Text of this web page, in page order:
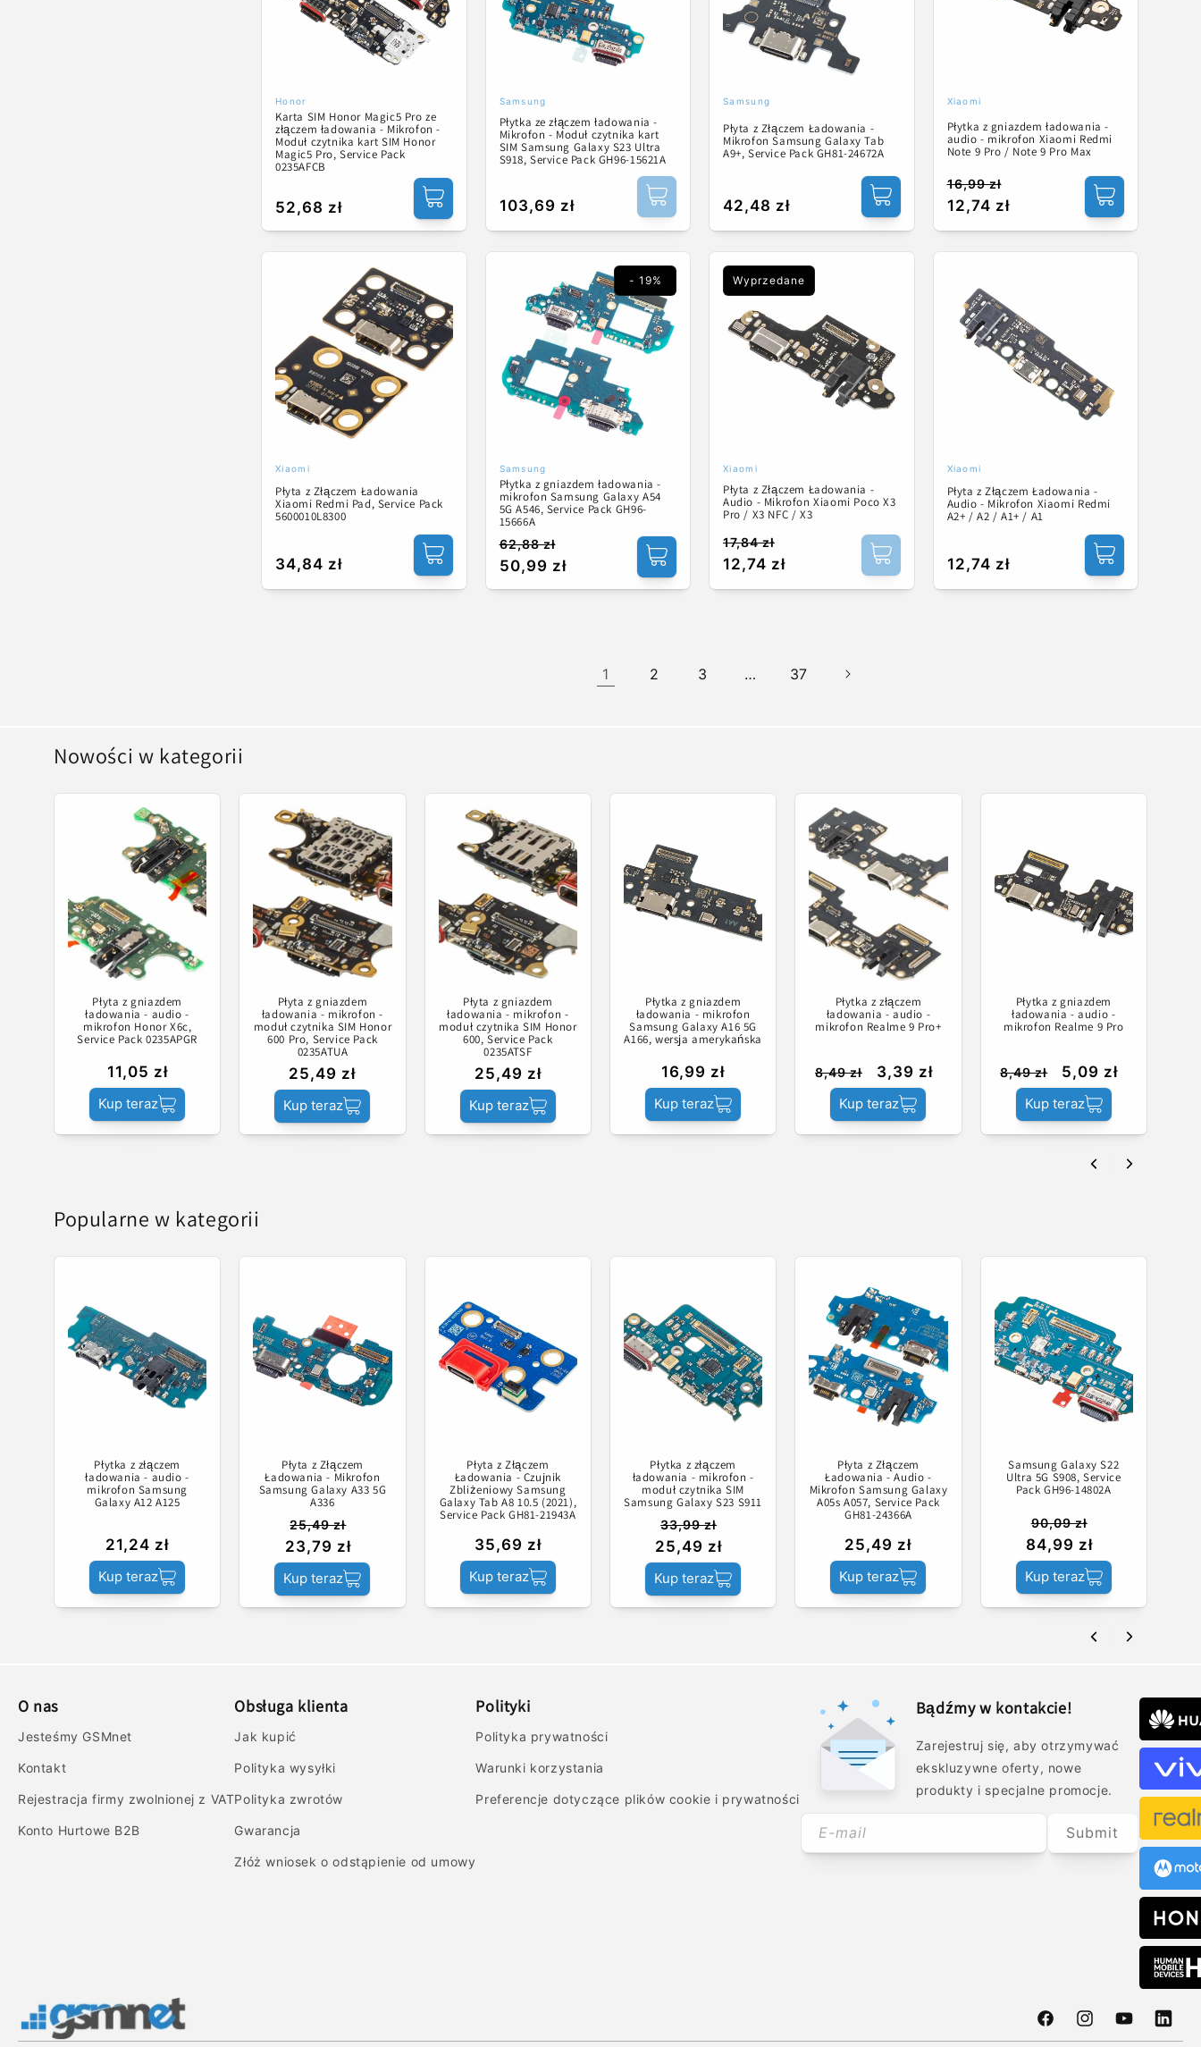
Dostawca:
Honor
Karta SIM Honor Magic5 Pro ze
złączem ładowania - Mikrofon -
Moduł czytnika kart SIM Honor
Magic5 Pro, Service Pack
0235AFCB
Cena
regularna
52,68 zł
Dostawca:
Samsung
Płytka ze złączem ładowania -
Mikrofon - Moduł czytnika kart
SIM Samsung Galaxy S23 Ultra
S918, Service Pack GH96-15621A
Cena
regularna
103,69 zł
Dostawca:
Samsung
Płyta z Złączem Ładowania -
Mikrofon Samsung Galaxy Tab
A9+, Service Pack GH81-24672A
Cena
regularna
42,48 zł
Dostawca:
Xiaomi
Płytka z gniazdem ładowania -
audio - mikrofon Xiaomi Redmi
Note 9 Pro / Note 9 Pro Max
Cena
16,99 zł
Cena
12,74 zł
Dostawca:
Xiaomi
Płyta z Złączem Ładowania
Xiaomi Redmi Pad, Service Pack
5600010L8300
Cena
regularna
34,84 zł
- 19%
Dostawca:
Samsung
Płytka z gniazdem ładowania -
mikrofon Samsung Galaxy A54
5G A546, Service Pack GH96-
15666A
Cena
62,88 zł
Cena
50,99 zł
Wyprzedane
Dostawca:
Xiaomi
Płyta z Złączem Ładowania -
Audio - Mikrofon Xiaomi Poco X3
Pro / X3 NFC / X3
Cena
17,84 zł
Cena
12,74 zł
Dostawca:
Xiaomi
Płyta z Złączem Ładowania -
Audio - Mikrofon Xiaomi Redmi
A2+ / A2 / A1+ / A1
Cena
regularna
12,74 zł
1 2 3 … 37
Nowości w kategorii
Płyta z gniazdem
ładowania - audio -
mikrofon Honor X6c,
Service Pack 0235APGR
11,05 zł
Kup teraz
Płyta z gniazdem
ładowania - mikrofon -
moduł czytnika SIM Honor
600 Pro, Service Pack
0235ATUA
25,49 zł
Kup teraz
Płyta z gniazdem
ładowania - mikrofon -
moduł czytnika SIM Honor
600, Service Pack
0235ATSF
25,49 zł
Kup teraz
Płytka z gniazdem
ładowania - mikrofon
Samsung Galaxy A16 5G
A166, wersja amerykańska
16,99 zł
Kup teraz
Płytka z złączem
ładowania - audio -
mikrofon Realme 9 Pro+
8,49 zł 3,39 zł
Kup teraz
Płytka z gniazdem
ładowania - audio -
mikrofon Realme 9 Pro
8,49 zł 5,09 zł
Kup teraz
Popularne w kategorii
Płytka z złączem
ładowania - audio -
mikrofon Samsung
Galaxy A12 A125
21,24 zł
Kup teraz
Płyta z Złączem
Ładowania - Mikrofon
Samsung Galaxy A33 5G
A336
25,49 zł
23,79 zł
Kup teraz
Płyta z Złączem
Ładowania - Czujnik
Zbliżeniowy Samsung
Galaxy Tab A8 10.5 (2021),
Service Pack GH81-21943A
35,69 zł
Kup teraz
Płytka z złączem
ładowania - mikrofon -
moduł czytnika SIM
Samsung Galaxy S23 S911
33,99 zł
25,49 zł
Kup teraz
Płyta z Złączem
Ładowania - Audio -
Mikrofon Samsung Galaxy
A05s A057, Service Pack
GH81-24366A
25,49 zł
Kup teraz
Samsung Galaxy S22
Ultra 5G S908, Service
Pack GH96-14802A
90,09 zł
84,99 zł
Kup teraz
O nas
Jesteśmy GSMnet
Kontakt
Rejestracja firmy zwolnionej z VAT
Konto Hurtowe B2B
Obsługa klienta
Jak kupić
Polityka wysyłki
Polityka zwrotów
Gwarancja
Złóż wniosek o odstąpienie od umowy
Polityki
Polityka prywatności
Warunki korzystania
Preferencje dotyczące plików cookie i prywatności
Bądźmy w kontakcie!
Zarejestruj się, aby otrzymywać
ekskluzywne oferty, nowe
produkty i specjalne promocje.
E-mail Submit
FacebookInstagramYoutube